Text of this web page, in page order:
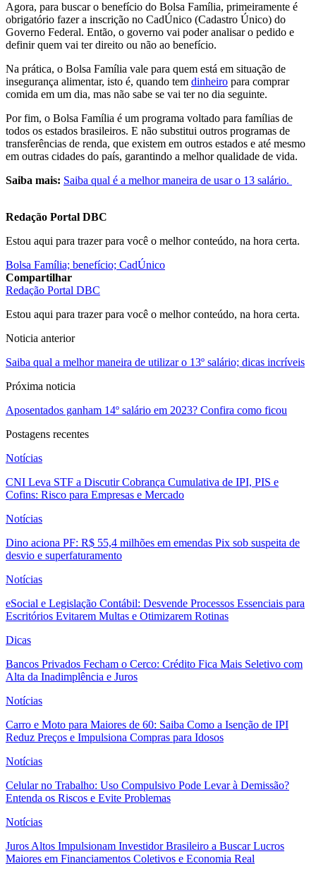
Agora, para buscar o benefício do Bolsa Família, primeiramente é
obrigatório fazer a inscrição no CadÚnico (Cadastro Único) do
Governo Federal. Então, o governo vai poder analisar o pedido e
definir quem vai ter direito ou não ao benefício.
Na prática, o Bolsa Família vale para quem está em situação de
insegurança alimentar, isto é, quando tem dinheiro para comprar
comida em um dia, mas não sabe se vai ter no dia seguinte.
Por fim, o Bolsa Família é um programa voltado para famílias de
todos os estados brasileiros. E não substitui outros programas de
transferências de renda, que existem em outros estados e até mesmo
em outras cidades do país, garantindo a melhor qualidade de vida.
Saiba mais: Saiba qual é a melhor maneira de usar o 13 salário.
Redação Portal DBC
Estou aqui para trazer para você o melhor conteúdo, na hora certa.
Bolsa Família; benefício; CadÚnico
Compartilhar
Redação Portal DBC
Estou aqui para trazer para você o melhor conteúdo, na hora certa.
Noticia anterior
Saiba qual a melhor maneira de utilizar o 13º salário; dicas incríveis
Próxima noticia
Aposentados ganham 14º salário em 2023? Confira como ficou
Postagens recentes
Notícias
CNI Leva STF a Discutir Cobrança Cumulativa de IPI, PIS e
Cofins: Risco para Empresas e Mercado
Notícias
Dino aciona PF: R$ 55,4 milhões em emendas Pix sob suspeita de
desvio e superfaturamento
Notícias
eSocial e Legislação Contábil: Desvende Processos Essenciais para
Escritórios Evitarem Multas e Otimizarem Rotinas
Dicas
Bancos Privados Fecham o Cerco: Crédito Fica Mais Seletivo com
Alta da Inadimplência e Juros
Notícias
Carro e Moto para Maiores de 60: Saiba Como a Isenção de IPI
Reduz Preços e Impulsiona Compras para Idosos
Notícias
Celular no Trabalho: Uso Compulsivo Pode Levar à Demissão?
Entenda os Riscos e Evite Problemas
Notícias
Juros Altos Impulsionam Investidor Brasileiro a Buscar Lucros
Maiores em Financiamentos Coletivos e Economia Real